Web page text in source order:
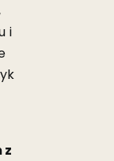
i
z